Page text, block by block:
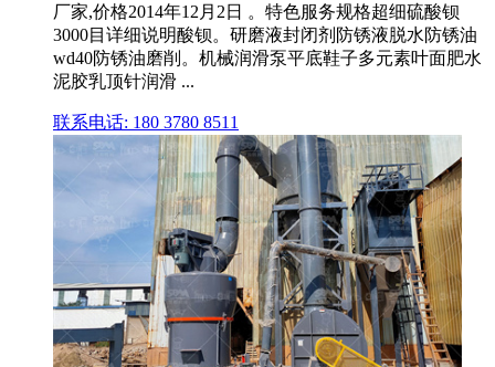
厂家,价格2014年12月2日 。特色服务规格超细硫酸钡
3000目详细说明酸钡。研磨液封闭剂防锈液脱水防锈油
wd40防锈油磨削。机械润滑泵平底鞋子多元素叶面肥水
泥胶乳顶针润滑 ...
联系电话: 180 3780 8511